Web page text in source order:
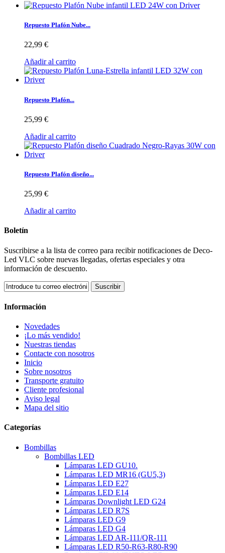
Repuesto Plafón Nube...
22,99 €
Añadir al carrito
Repuesto Plafón...
25,99 €
Añadir al carrito
Repuesto Plafón diseño...
25,99 €
Añadir al carrito
Boletín
Suscribirse a la lista de correo para recibir notificaciones de Deco-
Led VLC sobre nuevas llegadas, ofertas especiales y otra
información de descuento.
Suscribir
Información
Novedades
¡Lo más vendido!
Nuestras tiendas
Contacte con nosotros
Inicio
Sobre nosotros
Transporte gratuito
Cliente profesional
Aviso legal
Mapa del sitio
Categorías
Bombillas
Bombillas LED
Lámparas LED GU10.
Lámparas LED MR16 (GU5,3)
Lámparas LED E27
Lámparas LED E14
Lámparas Downlight LED G24
Lámparas LED R7S
Lámparas LED G9
Lámparas LED G4
Lámparas LED AR-111/QR-111
Lámparas LED R50-R63-R80-R90